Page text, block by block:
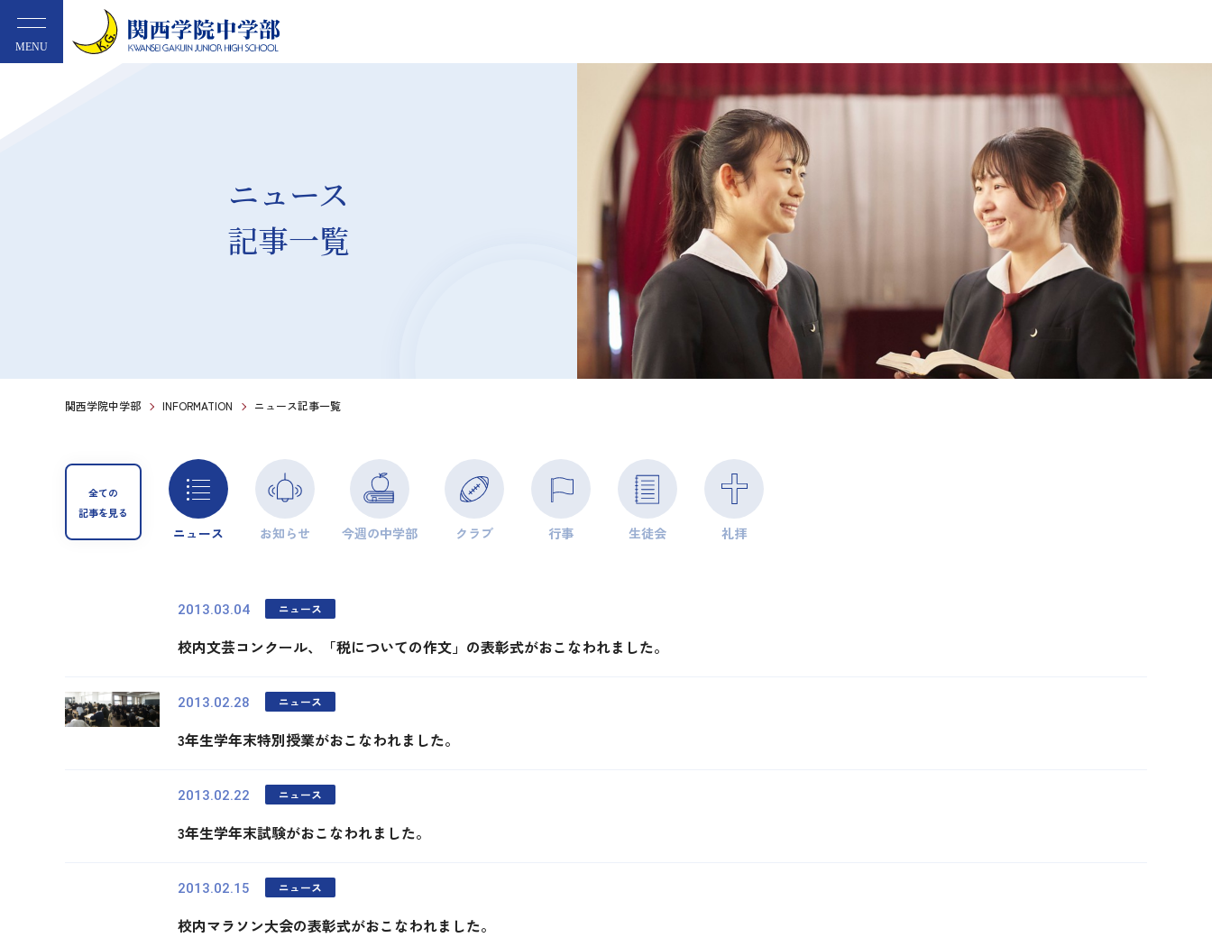
MENU
ニュース
記事一覧
関西学院中学部 INFORMATION ニュース記事一覧
全ての
記事を見る
ニュース お知らせ 今週の中学部 クラブ 行事 生徒会 礼拝
2013.03.04 ニュース
校内文芸コンクール、「税についての作文」の表彰式がおこなわれました。
2013.02.28 ニュース
3年生学年末特別授業がおこなわれました。
2013.02.22 ニュース
3年生学年末試験がおこなわれました。
2013.02.15 ニュース
校内マラソン大会の表彰式がおこなわれました。